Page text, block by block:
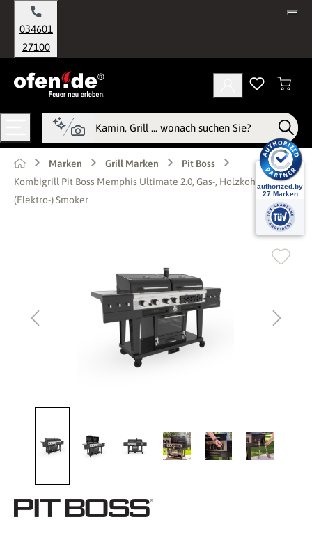
springen
034601
27100
Marken Grill Marken
Pit Boss
Kombigrill Pit Boss Memphis Ultimate 2.0, Gas-, Holzkohlegrill &
(Elektro-) Smoker